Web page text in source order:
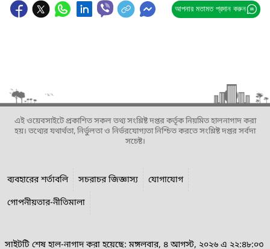
আপনার মতামত প্রদান করুন
এই ওয়েবসাইটে প্রকাশিত সকল তথ্য সংশ্লিষ্ট দপ্তর কর্তৃক নিয়মিত হালনাগাদ করা
হয়। তথ্যের যথার্থতা, নির্ভুলতা ও নির্ভরযোগ্যতা নিশ্চিত করতে সংশ্লিষ্ট দপ্তর সর্বদা
সচেষ্ট।
ব্যবহারের শর্তাবলি সচরাচর জিজ্ঞাস্য
যোগাযোগ
গোপনীয়তার-নীতিমালা
সাইটটি শেষ হাল-নাগাদ করা হয়েছে: মঙ্গলবার, ৪ আগস্ট, ২০২৬ এ ২২:৪৮:০৩